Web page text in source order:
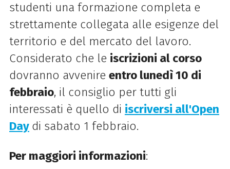
studenti una formazione completa e
strettamente collegata alle esigenze del
territorio e del mercato del lavoro.
Considerato che le iscrizioni al corso
dovranno avvenire entro lunedì 10 di
febbraio, il consiglio per tutti gli
interessati è quello di iscriversi all'Open
Day di sabato 1 febbraio.
Per maggiori informazioni: